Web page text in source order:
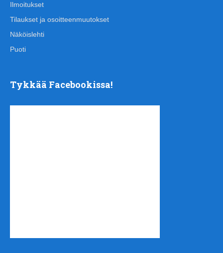
Ilmoitukset
Tilaukset ja osoitteenmuutokset
Näköislehti
Puoti
Tykkää Facebookissa!